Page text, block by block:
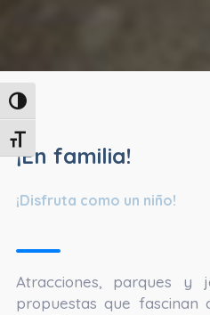
Alternar alto contraste
Alternar tamaño de letra
¡En familia!
¡Disfruta como un niño!
Atracciones, parques y
propuestas que fascinan